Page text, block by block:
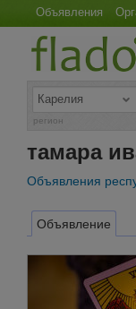
Объявления
регион
тамара
Объявления
Объявление